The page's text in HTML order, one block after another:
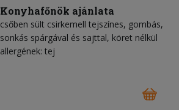
Konyhafőnök ajánlata
csőben sült csirkemell tejszínes, gombás,
sonkás spárgával és sajttal, köret nélkül
allergének: tej